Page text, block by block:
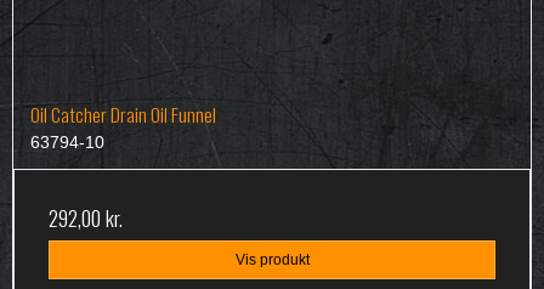
Oil Catcher Drain Oil Funnel
63794-10
292,00 kr.
Vis produkt